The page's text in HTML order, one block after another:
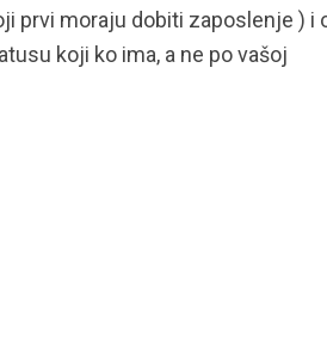
prvi moraju dobiti zaposlenje ) i
koji ko ima, a ne po vašoj